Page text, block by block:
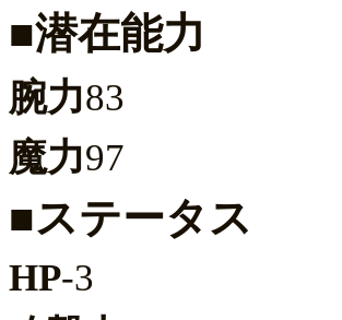
■潜在能力
腕力83
魔力97
■ステータス
HP-3